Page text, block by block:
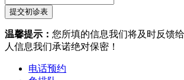
温馨提示： 您所填的信息我们将及时反馈
人信息我们承诺绝对保密！
电话预约